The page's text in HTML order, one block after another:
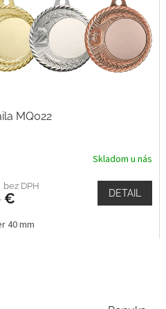
MQ022
Skladom u nás
DPH
€ DETAIL
40 mm